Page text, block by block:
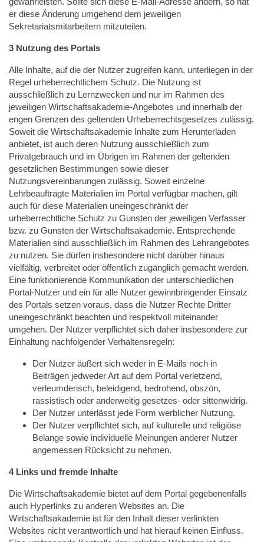
er diese Änderung umgehend dem jeweiligen
Sekretariatsmitarbeitern mitzuteilen.
3 Nutzung des Portals
Alle Inhalte, auf die der Nutzer zugreifen kann, unterliegen in der
Regel urheberrechtlichem Schutz. Die Nutzung ist
ausschließlich zu Lernzwecken und nur im Rahmen des
jeweiligen Wirtschaftsakademie-Angebotes und innerhalb der
engen Grenzen des geltenden Urheberrechtsgesetzes zulässig.
Soweit die Wirtschaftsakademie Inhalte zum Herunterladen
anbietet, ist auch deren Nutzung ausschließlich zum
Privatgebrauch und im Übrigen im Rahmen der geltenden
gesetzlichen Bestimmungen sowie dieser
Nutzungsvereinbarungen zulässig. Soweit einzelne
Lehrbeauftragte Materialien im Portal verfügbar machen, gilt
auch für diese Materialien uneingeschränkt der
urheberrechtliche Schutz zu Gunsten der jeweiligen Verfasser
bzw. zu Gunsten der Wirtschaftsakademie. Entsprechende
Materialien sind ausschließlich im Rahmen des Lehrangebotes
zu nutzen. Sie dürfen insbesondere nicht darüber hinaus
vielfältig, verbreitet oder öffentlich zugänglich gemacht werden.
Eine funktionierende Kommunikation der unterschiedlichen
Portal-Nutzer und ein für alle Nutzer gewinnbringender Einsatz
des Portals setzen voraus, dass die Nutzer Rechte Dritter
uneingeschränkt beachten und respektvoll miteinander
umgehen. Der Nutzer verpflichtet sich daher insbesondere zur
Einhaltung nachfolgender Verhaltensregeln:
Der Nutzer äußert sich weder in E-Mails noch in
Beiträgen jedweder Art auf dem Portal verletzend,
verleumderisch, beleidigend, bedrohend, obszön,
rassistisch oder anderweitig gesetzes- oder sittenwidrig.
Der Nutzer unterlässt jede Form werblicher Nutzung.
Der Nutzer verpflichtet sich, auf kulturelle und religiöse
Belange sowie individuelle Meinungen anderer Nutzer
angemessen Rücksicht zu nehmen.
4 Links und fremde Inhalte
Die Wirtschaftsakademie bietet auf dem Portal gegebenenfalls
auch Hyperlinks zu anderen Websites an. Die
Wirtschaftsakademie ist für den Inhalt dieser verlinkten
Websites nicht verantwortlich und hat hierauf keinen Einfluss.